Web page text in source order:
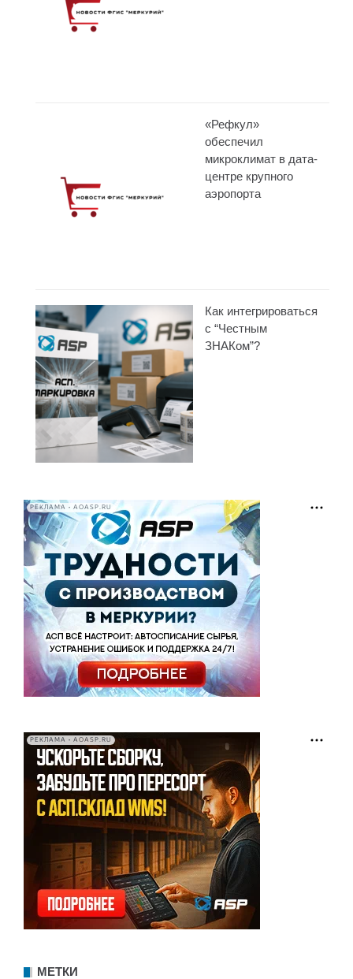
«Рефкул»
обеспечил
микроклимат в дата-
центре крупного
аэропорта
Как интегрироваться
с “Честным
ЗНАКом”?
РЕКЛАМА • AOASP.RU
РЕКЛАМА • AOASP.RU
МЕТКИ